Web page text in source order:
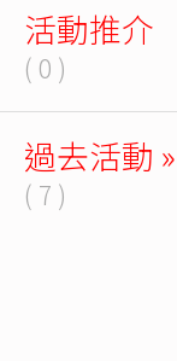
活動推介
( 0 )
過去活動 »
( 7 )